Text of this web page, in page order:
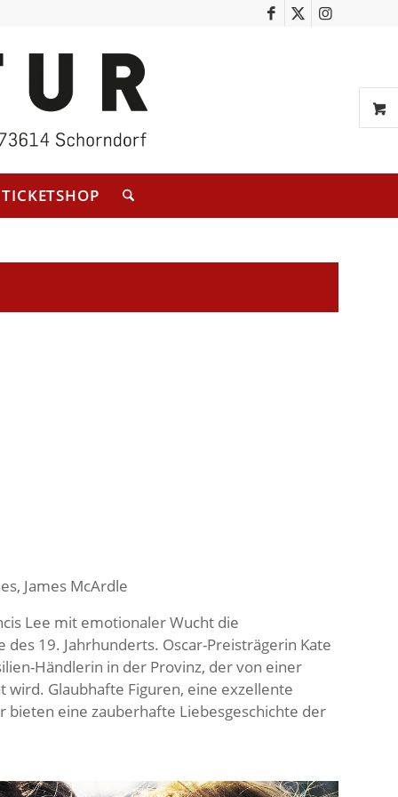
TICKETSHOP
James McArdle
Lee mit emotionaler Wucht die
19. Jahrhunderts. Oscar-Preisträgerin Kate
Händlerin in der Provinz, der von einer
Glaubhafte Figuren, eine exzellente
bieten eine zauberhafte Liebesgeschichte der